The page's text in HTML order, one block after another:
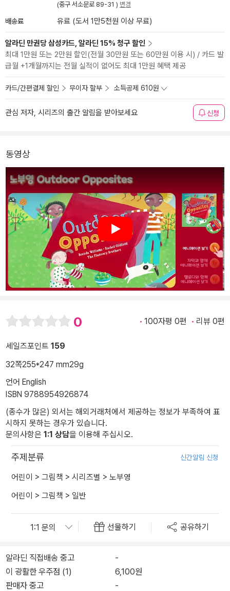
(중구 서소문로 89-31 ) 변경
배송료 유료 (도서 1만5천원 이상 무료)
알라딘 만권당 삼성카드, 알라딘 15% 청구 할인
최대 1만원 또는 2만원 할인(전월 30만원 또는 60만원 이용 시) / 카드 발
급월 +1개월까지는 전월 실적이 없어도 최대 1만원 혜택 제공
카드/간편결제 할인 무이자 할부 소득공제 610원
관심 저자, 시리즈의 출간 알림을 받아보세요 신청
동영상
Play
0 100자평 0편 리뷰 0편
세일즈포인트 159
32쪽255*247 mm29g
언어 English
ISBN 9788954926874
(종수가 많은) 외서는 해외거래처에서 제공하는 정보가 부족하여 표
시하지 못하는 경우가 있습니다.
문의사항은 1:1 상담을 이용해 주십시오.
주제분류 신간알림 신청
어린이 > 그림책 > 시리즈별 > 노부영
어린이 > 그림책 > 일반
선물하기 공유하기
알라딘 직접배송 중고
-
이 광활한 우주점 (1)
6,100원
판매자 중고
-